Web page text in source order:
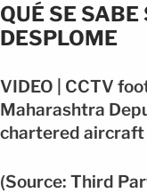
QUÉ SE
DESPLOME
VIDEO | CCTV
Maharashtra
chartered
(Source: Third